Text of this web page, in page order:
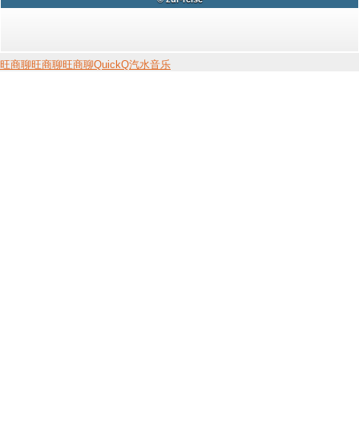
旺商聊旺商聊旺商聊QuickQ汽水音乐